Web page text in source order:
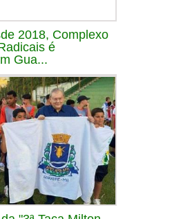
2018, Complexo
é
Gua...